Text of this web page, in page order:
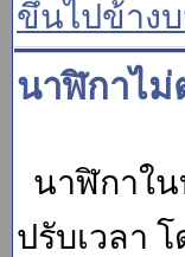
ขึ้นไปข้าง
นาฬิกาไม่
นาฬิกาใ
ปรับเวลา